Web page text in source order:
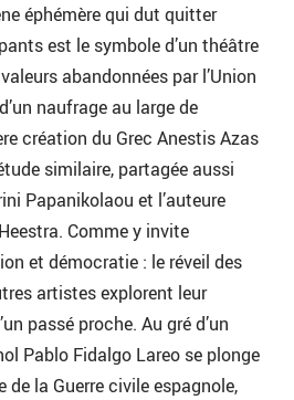
éphémère qui dut quitter
est le symbole d’un théâtre
abandonnées par l’Union
naufrage au large de
création du Grec Anestis Azas
similaire, partagée aussi
Papanikolaou et l’auteure
Comme y invite
et démocratie : le réveil des
artistes explorent leur
passé proche. Au gré d’un
Pablo Fidalgo Lareo se plonge
de la Guerre civile espagnole,